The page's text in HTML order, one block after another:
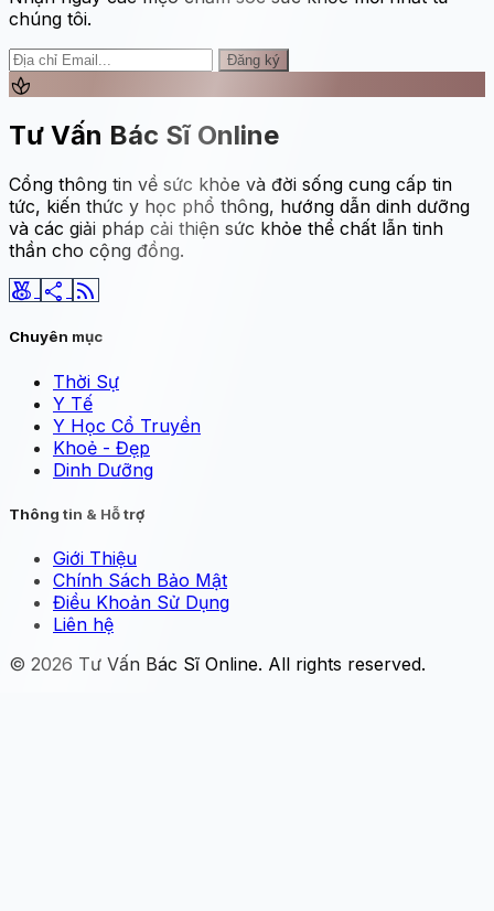
chúng tôi.
Đăng ký
spa
Tư Vấn Bác Sĩ Online
Cổng thông tin về sức khỏe và đời sống cung cấp tin
tức, kiến thức y học phổ thông, hướng dẫn dinh dưỡng
và các giải pháp cải thiện sức khỏe thể chất lẫn tinh
thần cho cộng đồng.
social_leaderboard share rss_feed
Chuyên mục
Thời Sự
Y Tế
Y Học Cổ Truyền
Khoẻ - Đẹp
Dinh Dưỡng
Thông tin & Hỗ trợ
Giới Thiệu
Chính Sách Bảo Mật
Điều Khoản Sử Dụng
Liên hệ
© 2026 Tư Vấn Bác Sĩ Online. All rights reserved.